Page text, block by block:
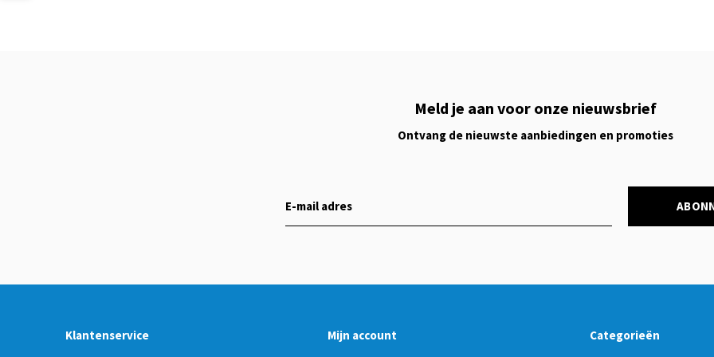
Meld je aan voor onze nieuwsbrief
Ontvang de nieuwste aanbiedingen en promoties
Klantenservice Mijn account Categorieën